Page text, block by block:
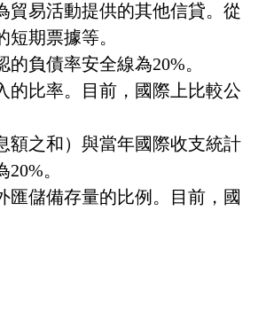
貿易活動提供的其他信貸。從
期票據等。
的負債率安全線為20%。
的比率。目前，國際上比較公
額之和）與當年國際收支統計
20%。
匯儲備存量的比例。目前，國